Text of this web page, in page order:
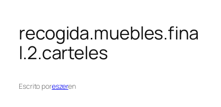
recogida.muebles.fina
l.2.carteles
Escrito poreszeren